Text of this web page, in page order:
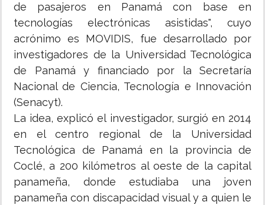
de pasajeros en Panamá con base en
tecnologías electrónicas asistidas", cuyo
acrónimo es MOVIDIS, fue desarrollado por
investigadores de la Universidad Tecnológica
de Panamá y financiado por la Secretaría
Nacional de Ciencia, Tecnología e Innovación
(Senacyt).
La idea, explicó el investigador, surgió en 2014
en el centro regional de la Universidad
Tecnológica de Panamá en la provincia de
Coclé, a 200 kilómetros al oeste de la capital
panameña, donde estudiaba una joven
panameña con discapacidad visual y a quien le